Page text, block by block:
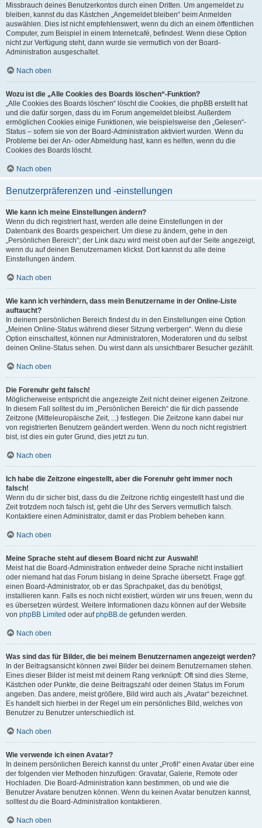
Missbrauch deines Benutzerkontos durch einen Dritten. Um angemeldet zu
bleiben, kannst du das Kästchen „Angemeldet bleiben“ beim Anmelden
auswählen. Dies ist nicht empfehlenswert, wenn du dich an einem öffentlichen
Computer, zum Beispiel in einem Internetcafé, befindest. Wenn diese Option
nicht zur Verfügung steht, dann wurde sie vermutlich von der Board-
Administration ausgeschaltet.
Nach oben
Wozu ist die „Alle Cookies des Boards löschen“-Funktion?
„Alle Cookies des Boards löschen“ löscht die Cookies, die phpBB erstellt hat
und die dafür sorgen, dass du im Forum angemeldet bleibst. Außerdem
ermöglichen Cookies einige Funktionen, wie beispielsweise den „Gelesen“-
Status – sofern sie von der Board-Administration aktiviert wurden. Wenn du
Probleme bei der An- oder Abmeldung hast, kann es helfen, wenn du die
Cookies des Boards löscht.
Nach oben
Benutzerpräferenzen und -einstellungen
Wie kann ich meine Einstellungen ändern?
Wenn du dich registriert hast, werden alle deine Einstellungen in der
Datenbank des Boards gespeichert. Um diese zu ändern, gehe in den
„Persönlichen Bereich“; der Link dazu wird meist oben auf der Seite angezeigt,
wenn du auf deinen Benutzernamen klickst. Dort kannst du alle deine
Einstellungen ändern.
Nach oben
Wie kann ich verhindern, dass mein Benutzername in der Online-Liste
auftaucht?
In deinem persönlichen Bereich findest du in den Einstellungen eine Option
„Meinen Online-Status während dieser Sitzung verbergen“. Wenn du diese
Option einschaltest, können nur Administratoren, Moderatoren und du selbst
deinen Online-Status sehen. Du wirst dann als unsichtbarer Besucher gezählt.
Nach oben
Die Forenuhr geht falsch!
Möglicherweise entspricht die angezeigte Zeit nicht deiner eigenen Zeitzone.
In diesem Fall solltest du im „Persönlichen Bereich“ die für dich passende
Zeitzone (Mitteleuropäische Zeit, ...) festlegen. Die Zeitzone kann dabei nur
von registrierten Benutzern geändert werden. Wenn du noch nicht registriert
bist, ist dies ein guter Grund, dies jetzt zu tun.
Nach oben
Ich habe die Zeitzone eingestellt, aber die Forenuhr geht immer noch
falsch!
Wenn du dir sicher bist, dass du die Zeitzone richtig eingestellt hast und die
Zeit trotzdem noch falsch ist, geht die Uhr des Servers vermutlich falsch.
Kontaktiere einen Administrator, damit er das Problem beheben kann.
Nach oben
Meine Sprache steht auf diesem Board nicht zur Auswahl!
Meist hat die Board-Administration entweder deine Sprache nicht installiert
oder niemand hat das Forum bislang in deine Sprache übersetzt. Frage ggf.
einen Board-Administrator, ob er das Sprachpaket, das du benötigst,
installieren kann. Falls es noch nicht existiert, würden wir uns freuen, wenn du
es übersetzen würdest. Weitere Informationen dazu können auf der Website
von phpBB Limited oder aufphpBB.de gefunden werden.
Nach oben
Was sind das für Bilder, die bei meinem Benutzernamen angezeigt werden?
In der Beitragsansicht können zwei Bilder bei deinem Benutzernamen stehen.
Eines dieser Bilder ist meist mit deinem Rang verknüpft: Oft sind dies Sterne,
Kästchen oder Punkte, die deine Beitragszahl oder deinen Status im Forum
angeben. Das andere, meist größere, Bild wird auch als „Avatar“ bezeichnet.
Es handelt sich hierbei in der Regel um ein persönliches Bild, welches von
Benutzer zu Benutzer unterschiedlich ist.
Nach oben
Wie verwende ich einen Avatar?
In deinem persönlichen Bereich kannst du unter „Profil“ einen Avatar über eine
der folgenden vier Methoden hinzufügen: Gravatar, Galerie, Remote oder
Hochladen. Die Board-Administration kann bestimmen, ob und wie die
Benutzer Avatare benutzen können. Wenn du keinen Avatar benutzen kannst,
solltest du die Board-Administration kontaktieren.
Nach oben